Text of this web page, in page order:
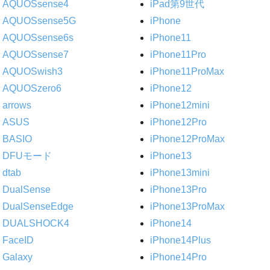
AQUOSsense4
AQUOSsense5G
AQUOSsense6s
AQUOSsense7
AQUOSwish3
AQUOSzero6
arrows
ASUS
BASIO
DFUモード
dtab
DualSense
DualSenseEdge
DUALSHOCK4
FaceID
Galaxy
iPad第9世代
iPhone
iPhone11
iPhone11Pro
iPhone11ProMax
iPhone12
iPhone12mini
iPhone12Pro
iPhone12ProMax
iPhone13
iPhone13mini
iPhone13Pro
iPhone13ProMax
iPhone14
iPhone14Plus
iPhone14Pro